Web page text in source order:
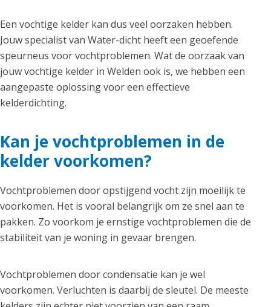
Een vochtige kelder kan dus veel oorzaken hebben.
Jouw specialist van Water-dicht heeft een geoefende
speurneus voor vochtproblemen. Wat de oorzaak van
jouw vochtige kelder in Welden ook is, we hebben een
aangepaste oplossing voor een effectieve
kelderdichting.
Kan je vochtproblemen in de
kelder voorkomen?
Vochtproblemen door opstijgend vocht zijn moeilijk te
voorkomen. Het is vooral belangrijk om ze snel aan te
pakken. Zo voorkom je ernstige vochtproblemen die de
stabiliteit van je woning in gevaar brengen.
Vochtproblemen door condensatie kan je wel
voorkomen. Verluchten is daarbij de sleutel. De meeste